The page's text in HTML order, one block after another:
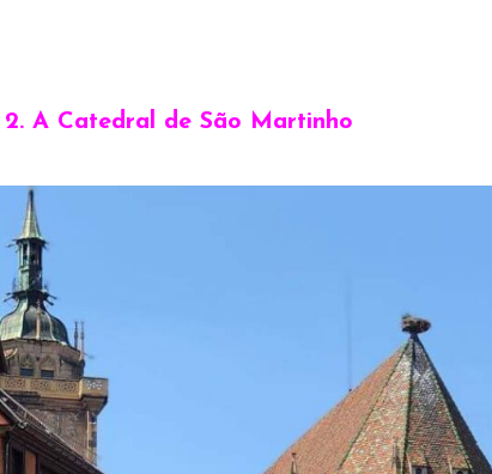
2. A Catedral de São Martinho